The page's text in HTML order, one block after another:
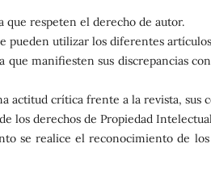
que respeten el derecho de autor.
pueden utilizar los diferentes
que manifiesten sus discrepancias
actitud crítica frente a la revista, sus
los derechos de Propiedad
se realice el reconocimiento de